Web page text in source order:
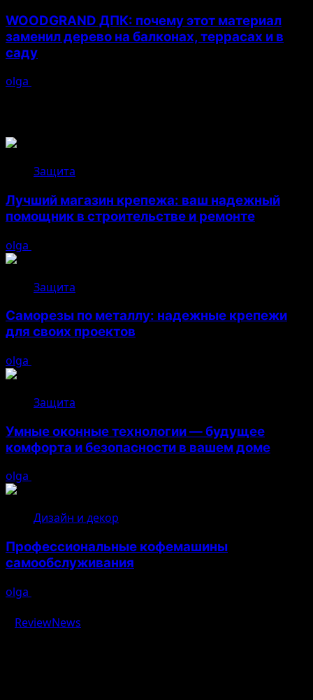
WOODGRAND ДПК: почему этот материал
заменил дерево на балконах, террасах и в
саду
olga
Защита
Лучший магазин крепежа: ваш надежный
помощник в строительстве и ремонте
olga
Защита
Саморезы по металлу: надежные крепежи
для своих проектов
olga
Защита
Умные оконные технологии — будущее
комфорта и безопасности в вашем доме
olga
Дизайн и декор
Профессиональные кофемашины
самообслуживания
olga
ReviewNews